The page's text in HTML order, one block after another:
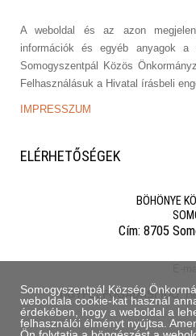
Somogyszentpál Község
weboldala cookie-kat használ
érdekében, hogy a weboldal a
felhasználói élményt nyújtsa.
A weboldal és az azon
információk és egyéb anyagok a
Somogyszentpál Közös
Felhasználásuk a Hivatal írásbeli
IMPRESSZUM
ELÉRHETŐSÉGEK
BÖHÖNYE
Cím: 8705
ÜGYFÉLFOGADÁSI IDŐ :